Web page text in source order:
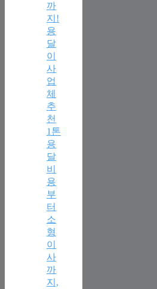
까
지!
용
달
이
사
업
체
추
천
1톤
용
달
비
용
부
터
소
형
이
사
까
지,